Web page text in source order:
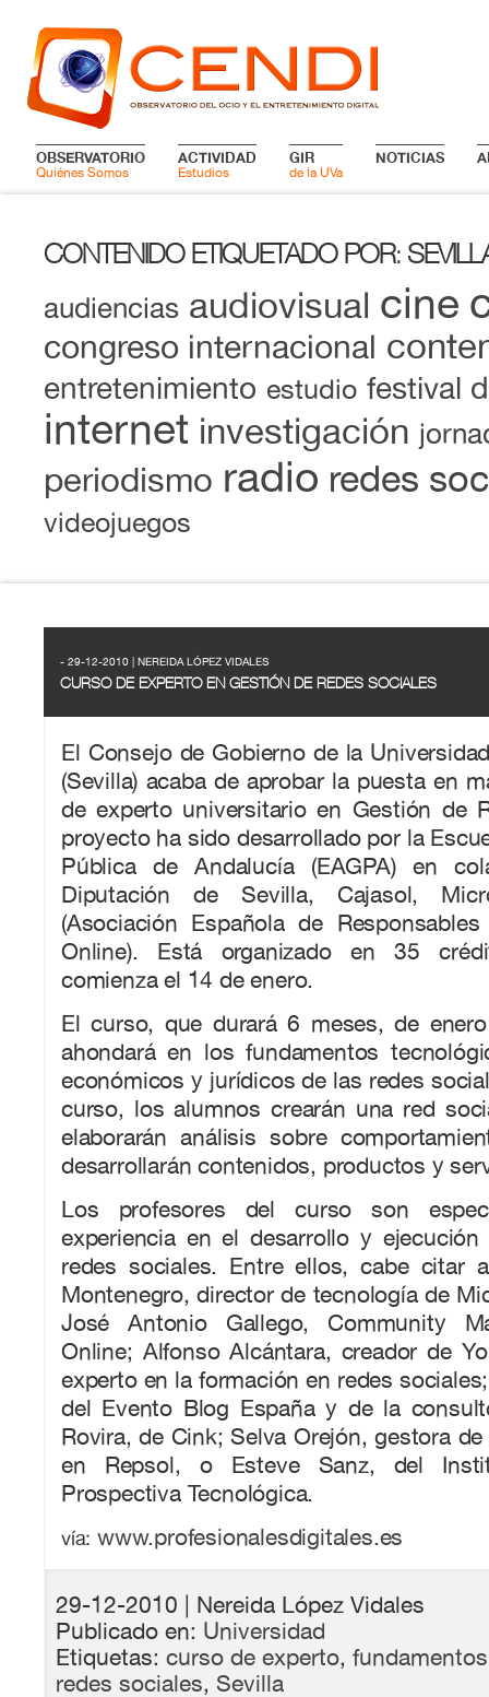
OBSERVATORIO
Quiénes Somos
ACTIVIDAD
Estudios
GIR
de la UVa
NOTICIAS
CONTENIDO ETIQUETADO POR:
audiencias audiovisual cine
congreso internacional
entretenimiento estudio festival
internet investigación
periodismo radio redes
videojuegos
- 29-12-2010 | NEREIDA LÓPEZ VIDALES
CURSO DE EXPERTO EN GESTIÓN DE REDES SOCIALES
El Consejo de Gobierno de la
(Sevilla) acaba de aprobar la puesta en
de experto universitario en Gestión de
proyecto ha sido desarrollado por la
Pública de Andalucía (EAGPA) en
Diputación de Sevilla, Cajasol,
(Asociación Española de
Online). Está organizado en 35
comienza el 14 de enero.
El curso, que durará 6 meses, de
ahondará en los fundamentos
económicos y jurídicos de las redes
curso, los alumnos crearán una red
elaborarán análisis sobre
desarrollarán contenidos, productos y
Los profesores del curso son
experiencia en el desarrollo y
redes sociales. Entre ellos, cabe citar
Montenegro, director de tecnología de
José Antonio Gallego, Community
Online; Alfonso Alcántara, creador de
experto en la formación en redes
del Evento Blog España y de la
Rovira, de Cink; Selva Orejón, gestora
en Repsol, o Esteve Sanz, del
Prospectiva Tecnológica.
vía: www.profesionalesdigitales.es
29-12-2010 | Nereida López Vidales
Publicado en: Universidad
Etiquetas: curso de experto,
redes sociales, Sevilla